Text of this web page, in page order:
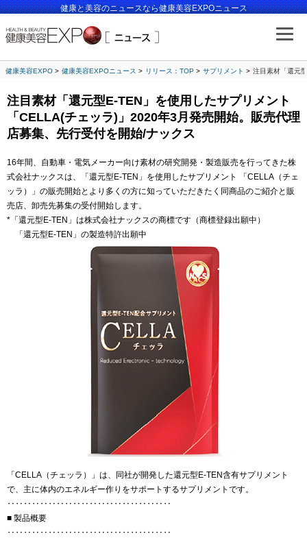
健康と美容のニュースなら健康美容EXPOニュース
健康美容EXPO 健康美容EXPOニュース リリース：TOP サプリメント 注目素材「還元
注目素材「還元型E-TEN」を使用したサプリメント
「CELLA(チェッラ)」2020年3月発売開始。販売代理
店募集、先行受付を開始/ナックス
16年間、自動車・電気メーカー向け素材の研究開発・製造販売を行ってきた株
式会社ナックスは、「還元型E-TEN」を使用したサプリメント 「CELLA（チェ
ッラ）」の販売開始とより多くの方に知っていただきたく同商品のご紹介と販
売店、卸売先募集の受付開始します。
*「還元型E-TEN」は株式会社ナックスの商標です（商標登録出願中）
「還元型E-TEN」の製造特許出願中
「CELLA（チェッラ）」は、同社が開発した還元型E-TEN含有サプリメント
で、主に体内のエネルギー作りをサポートするサプリメントです。
‥‥‥‥‥‥‥‥‥‥‥‥‥‥‥‥‥‥‥‥
■ 製品概要
‥‥‥‥‥‥‥‥‥‥‥‥‥‥‥‥‥‥‥‥